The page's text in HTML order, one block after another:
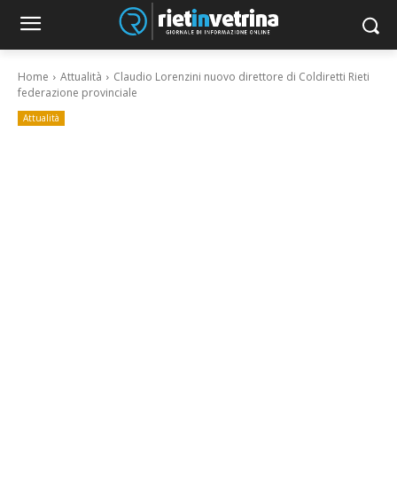
Home Attualità
Claudio Lorenzini nuovo direttore di Coldiretti Rieti
federazione provinciale
Attualità